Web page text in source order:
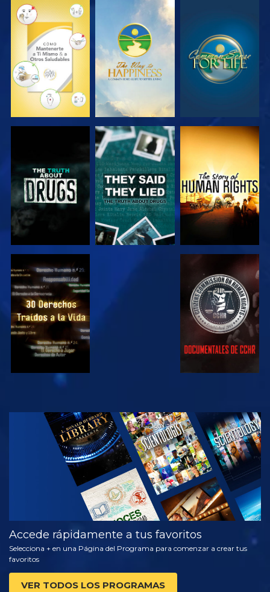
VE VE VE
VE VE
VE VE
VE
EXPLORA LAS
SERIES
Accede rápidamente a tus favoritos
Selecciona + en una Página del Programa para comenzar a crear tus
favoritos
VER TODOS LOS PROGRAMAS